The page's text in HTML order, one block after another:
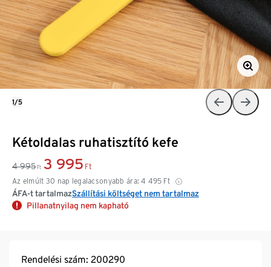
Kétoldalas ruhatisztító kefe
4 995 Ft 3 995 Ft
Az elmúlt 30 nap legalacsonyabb ára: 4 495 Ft
ÁFA-t tartalmazSzállítási költséget nem tartalmaz
Pillanatnyilag nem kapható
1/5
Rendelési szám: 200290